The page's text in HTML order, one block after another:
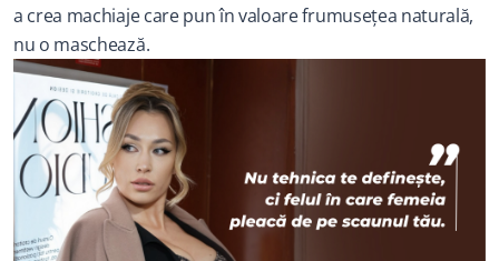
a crea machiaje care pun în valoare frumusețea naturală,
nu o maschează.